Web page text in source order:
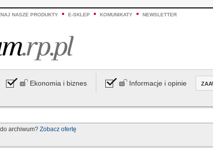
NASZE PRODUKTY E-SKLEP KOMUNIKATY NEWSLETTER
Ekonomia i biznes Informacje i opinie
archiwum? Zobacz ofertę